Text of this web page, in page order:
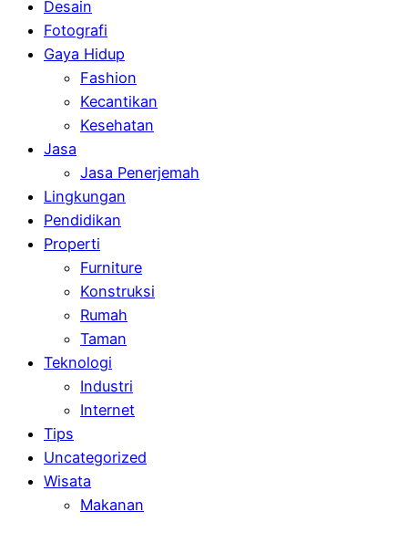
Desain
Fotografi
Gaya Hidup
Fashion
Kecantikan
Kesehatan
Jasa
Jasa Penerjemah
Lingkungan
Pendidikan
Properti
Furniture
Konstruksi
Rumah
Taman
Teknologi
Industri
Internet
Tips
Uncategorized
Wisata
Makanan